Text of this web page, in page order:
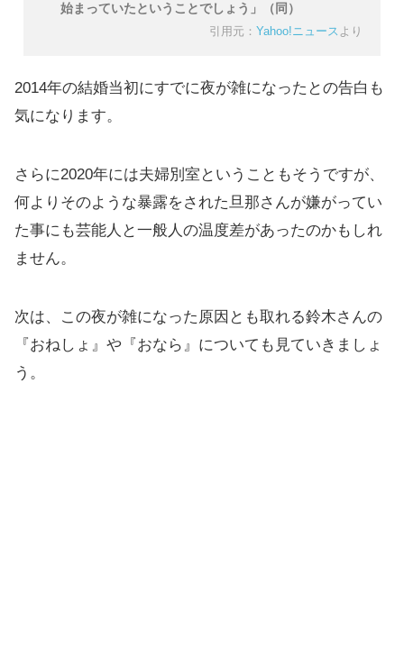
始まっていたということでしょう」（同）
引用元： Yahoo!ニュース より
2014年の結婚当初にすでに夜が雑になったとの告白も
気になります。
さらに2020年には夫婦別室ということもそうですが、
何よりそのような暴露をされた旦那さんが嫌がってい
た事にも芸能人と一般人の温度差があったのかもしれ
ません。
次は、この夜が雑になった原因とも取れる鈴木さんの
『おねしょ』や『おなら』についても見ていきましょ
う。